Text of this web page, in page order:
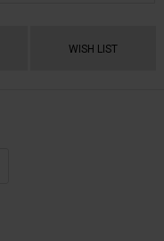
WISH LIST